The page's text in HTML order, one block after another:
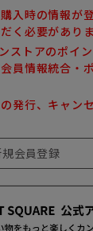
入時の情報が登
く必要がありま
ストアのポイ
員情報統合・
発行、キャン